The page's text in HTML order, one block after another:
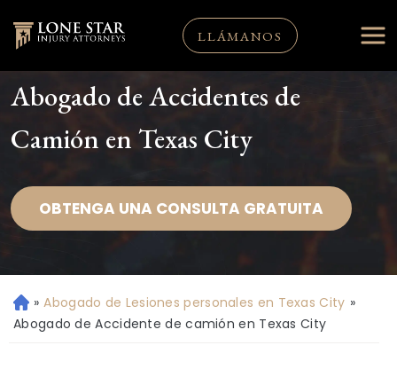
LLÁMANOS
Abogado de Accidentes de
Camión en Texas City
OBTENGA UNA CONSULTA GRATUITA
Ini
ci
» Abogado de Lesiones personales en Texas City »
Abogado de Accidente de camión en Texas City